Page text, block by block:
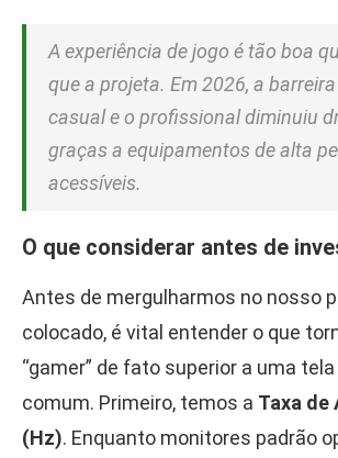
A experiência de jogo é tão boa
que a projeta. Em 2026, a
casual e o profissional diminuiu
graças a equipamentos de alta
acessíveis.
O que considerar antes de
Antes de mergulharmos no nosso
colocado, é vital entender o que
“gamer” de fato superior a uma
comum. Primeiro, temos a Taxa de
(Hz). Enquanto monitores padrão